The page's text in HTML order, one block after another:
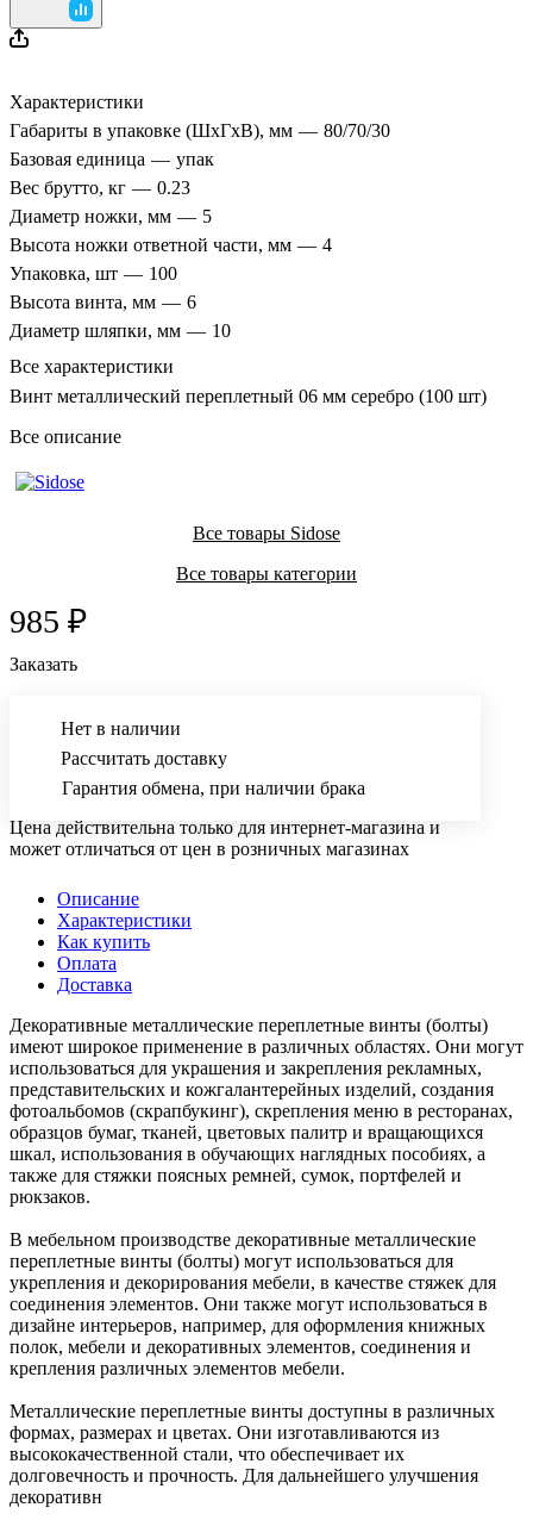
Характеристики
Габариты в упаковке (ШхГхВ), мм — 80/70/30
Базовая единица — упак
Вес брутто, кг — 0.23
Диаметр ножки, мм — 5
Высота ножки ответной части, мм — 4
Упаковка, шт — 100
Высота винта, мм — 6
Диаметр шляпки, мм — 10
Все характеристики
Винт металлический переплетный 06 мм серебро (100 шт)
Все описание
Все товары Sidose
Все товары категории
985 ₽
Заказать
Нет в наличии
Рассчитать доставку
Гарантия обмена, при наличии брака
Цена действительна только для интернет-магазина и
может отличаться от цен в розничных магазинах
Описание
Характеристики
Как купить
Оплата
Доставка
Декоративные металлические переплетные винты (болты)
имеют широкое применение в различных областях. Они могут
использоваться для украшения и закрепления рекламных,
представительских и кожгалантерейных изделий, создания
фотоальбомов (скрапбукинг), скрепления меню в ресторанах,
образцов бумаг, тканей, цветовых палитр и вращающихся
шкал, использования в обучающих наглядных пособиях, а
также для стяжки поясных ремней, сумок, портфелей и
рюкзаков.
В мебельном производстве декоративные металлические
переплетные винты (болты) могут использоваться для
укрепления и декорирования мебели, в качестве стяжек для
соединения элементов. Они также могут использоваться в
дизайне интерьеров, например, для оформления книжных
полок, мебели и декоративных элементов, соединения и
крепления различных элементов мебели.
Металлические переплетные винты доступны в различных
формах, размерах и цветах. Они изготавливаются из
высококачественной стали, что обеспечивает их
долговечность и прочность. Для дальнейшего улучшения
декоративн